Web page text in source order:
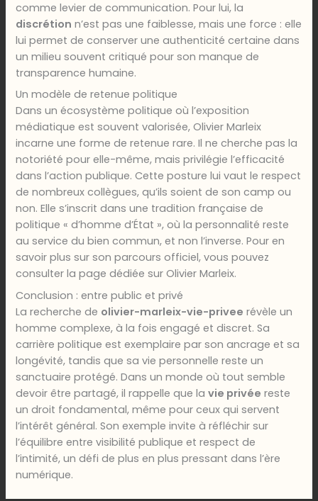
comme levier de communication. Pour lui, la
discrétion n’est pas une faiblesse, mais une force : elle
lui permet de conserver une authenticité certaine dans
un milieu souvent critiqué pour son manque de
transparence humaine.
Un modèle de retenue politique
Dans un écosystème politique où l’exposition
médiatique est souvent valorisée, Olivier Marleix
incarne une forme de retenue rare. Il ne cherche pas la
notoriété pour elle-même, mais privilégie l’efficacité
dans l’action publique. Cette posture lui vaut le respect
de nombreux collègues, qu’ils soient de son camp ou
non. Elle s’inscrit dans une tradition française de
politique « d’homme d’État », où la personnalité reste
au service du bien commun, et non l’inverse. Pour en
savoir plus sur son parcours officiel, vous pouvez
consulter la page dédiée sur Olivier Marleix.
Conclusion : entre public et privé
La recherche de olivier-marleix-vie-privee révèle un
homme complexe, à la fois engagé et discret. Sa
carrière politique est exemplaire par son ancrage et sa
longévité, tandis que sa vie personnelle reste un
sanctuaire protégé. Dans un monde où tout semble
devoir être partagé, il rappelle que lavie privée reste
un droit fondamental, même pour ceux qui servent
l’intérêt général. Son exemple invite à réfléchir sur
l’équilibre entre visibilité publique et respect de
l’intimité, un défi de plus en plus pressant dans l’ère
numérique.